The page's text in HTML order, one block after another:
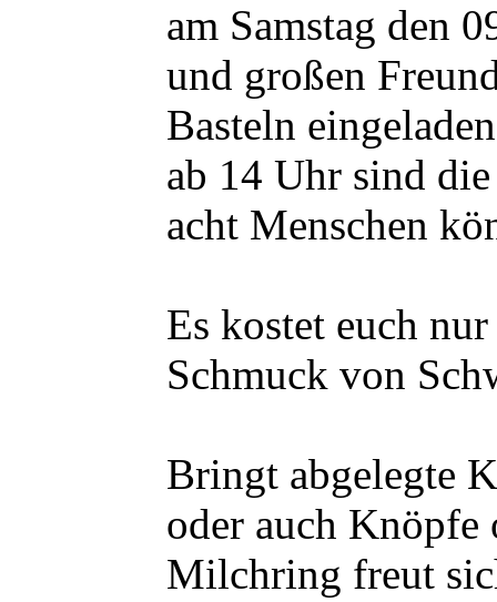
am Samstag den
und großen
Basteln
ab 14 Uhr sind
acht Menschen
Es kostet euch
Schmuck von
Bringt abgelegte
oder auch Knöpfe
Milchring freut